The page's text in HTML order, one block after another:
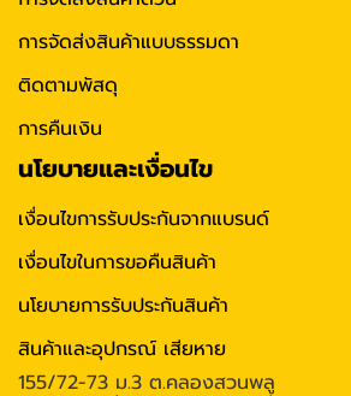
การจัดส่งสินค้าแบบธรรมดา
ติดตามพัสดุ
การคืนเงิน
นโยบายและเงื่อนไข
เงื่อนไขการรับประกันจากแบรนด์
เงื่อนไขในการขอคืนสินค้า
นโยบายการรับประกันสินค้า
สินค้าและอุปกรณ์ เสียหาย
155/72-73 ม.3 ต.คลองสวนพลู